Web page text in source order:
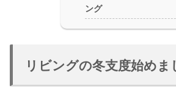
ング
リビングの冬支度始めま